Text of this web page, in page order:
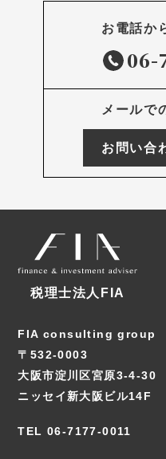
お電話か
06-
メールで
お問い合
税理士法人FIA
FIA consulting group
〒532-0003
大阪市淀川区宮原3-4-30
ニッセイ新大阪ビル14F
TEL 06-7177-0011